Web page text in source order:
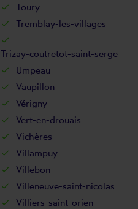
Toury
Tremblay-les-villages
Trizay-coutretot-saint-serge
Umpeau
Vaupillon
Vérigny
Vert-en-drouais
Vichères
Villampuy
Villebon
Villeneuve-saint-nicolas
Villiers-saint-orien